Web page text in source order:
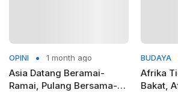
OPINI 1 month ago
Asia Datang Beramai-
Ramai, Pulang Bersama-
BUDAYA
Afrika
Bakat,